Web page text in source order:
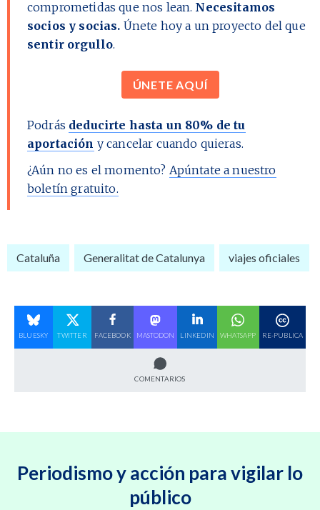
comprometidas que nos lean. Necesitamos
socios y socias. Únete hoy a un proyecto del que
sentir orgullo.
ÚNETE AQUÍ
Podrás deducirte hasta un 80% de tu
aportación y cancelar cuando quieras.
¿Aún no es el momento? Apúntate a nuestro
boletín gratuito.
Cataluña Generalitat de Catalunya viajes oficiales
BLUESKY TWITTER FACEBOOK MASTODON LINKEDIN WHATSAPP RE-PUBLICA
COMENTARIOS
Periodismo y acción para vigilar lo
público